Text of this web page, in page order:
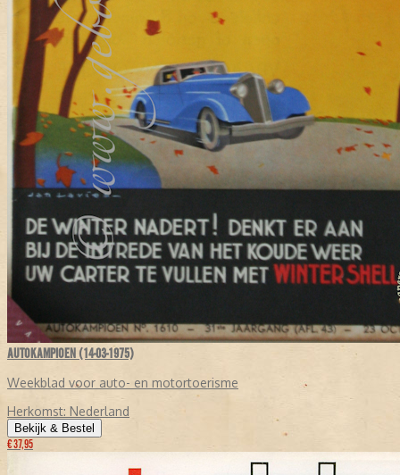
AUTOKAMPIOEN (14-03-1975)
Weekblad voor auto- en motortoerisme
Herkomst: Nederland
Bekijk & Bestel
€ 37,95